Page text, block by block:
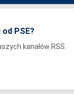
PSE?
kanałów RSS.